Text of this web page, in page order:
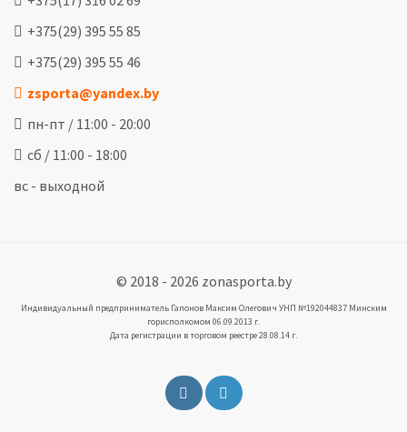
+375(29) 395 55 85
+375(29) 395 55 46
zsporta@yandex.by
пн-пт / 11:00 - 20:00
сб / 11:00 - 18:00
вс - выходной
© 2018 - 2026 zonasporta.by
Индивидуальный предприниматель Гапонов Максим Олегович УНП №192044837 Минским
горисполкомом 06.09.2013 г.
Дата регистрации в торговом реестре 28.08.14 г.